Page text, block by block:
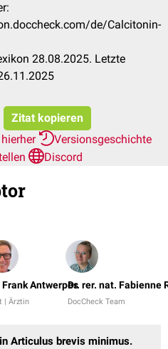
de/Calcitonin-
28.08.2025. Letzte
Zitat kopieren
Versionsgeschichte
Discord
Frank Antwerpes
| Ärztin
Dr. rer. nat. Fabienne
DocCheck Team
Articulus brevis minimus.